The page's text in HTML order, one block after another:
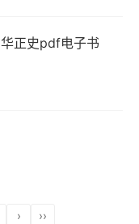
正史pdf电子书
› ››